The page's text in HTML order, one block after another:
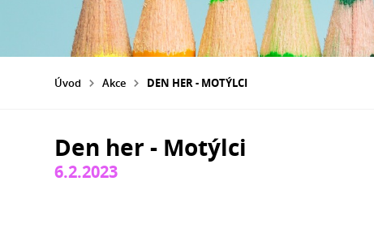
Úvod Akce DEN HER - MOTÝLCI
Den her - Motýlci
6.2.2023